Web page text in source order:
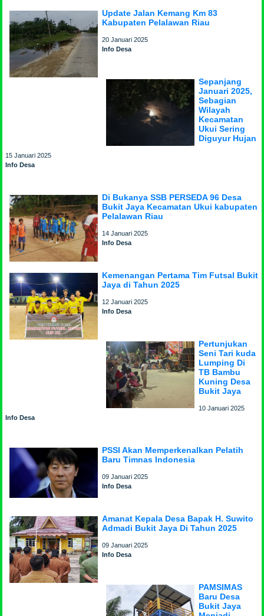
Update Jalan Kemang Km 83
Kabupaten Pelalawan Riau
20 Januari 2025
Info Desa
Sepanjang
Januari 2025,
Sebagian
Wilayah
Kecamatan
Ukui Sering
Diguyur Hujan
15 Januari 2025
Info Desa
Di Bukanya SSB PERSEDA 96 Desa
Bukit Jaya Kecamatan Ukui kabupaten
Pelalawan Riau
14 Januari 2025
Info Desa
Kemenangan Pertama Tim Futsal Bukit
Jaya di Tahun 2025
12 Januari 2025
Info Desa
Pertunjukan
Seni Tari kuda
Lumping Di
TB Bambu
Kuning Desa
Bukit Jaya
10 Januari 2025
Info Desa
PSSI Akan Memperkenalkan Pelatih
Baru Timnas Indonesia
09 Januari 2025
Info Desa
Amanat Kepala Desa Bapak H. Suwito
Admadi Bukit Jaya Di Tahun 2025
09 Januari 2025
Info Desa
PAMSIMAS
Baru Desa
Bukit Jaya